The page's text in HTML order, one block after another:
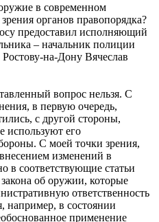
в современном
органов правопорядка?
предоставил исполняющий
– начальник полиции
на-Дону Вячеслав
вопрос нельзя. С
в первую очередь,
с другой стороны,
используют его
С моей точки зрения,
изменений в
в соответствующие статьи
об оружии, которые
ответственность
например, в состоянии
применение